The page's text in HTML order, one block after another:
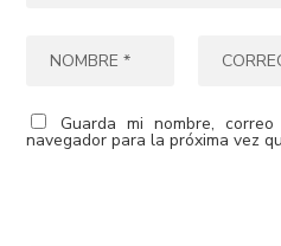
Guarda mi nombre,
navegador para la próxima vez